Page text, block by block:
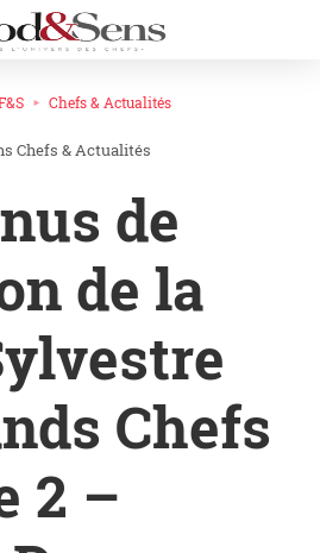
Chefs & Actualités
Chefs & Actualités
de
de la
Chefs
2 –